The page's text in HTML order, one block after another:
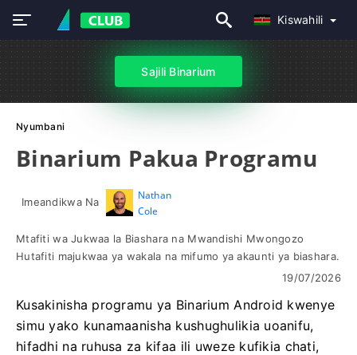
Kiswahili
Sajili Binarium
Nyumbani
Binarium Pakua Programu
Imeandikwa Na
Nathan
Cole
Mtafiti wa Jukwaa la Biashara na Mwandishi Mwongozo
Hutafiti majukwaa ya wakala na mifumo ya akaunti ya biashara.
19/07/2026
Kusakinisha programu ya Binarium Android kwenye
simu yako kunamaanisha kushughulikia uoanifu,
hifadhi na ruhusa za kifaa ili uweze kufikia chati,